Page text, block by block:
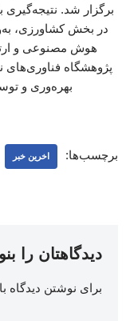
برگزار شد. نتیجه‌گیری
در بخش کشاورزی،
هوش مصنوعی و
پژوهشگاه
بهره‌وری و
برچسب‌ها: اخرین خبر
دیدگاهتان را
برای نوشتن دیدگاه